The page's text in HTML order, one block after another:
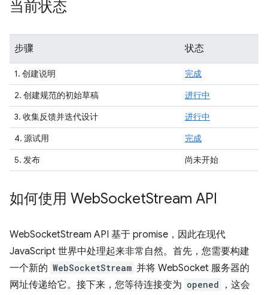
当前状态
步骤 状态
1. 创建说明
完成
2. 创建规范的初始草稿
进行中
3. 收集反馈并迭代设计
进行中
4. 源试用
完成
5. 发布
尚未开始
如何使用 WebSocketStream API
WebSocketStream API 基于 promise，因此在现代
JavaScript 世界中处理起来非常自然。首先，您需要构建
一个新的 WebSocketStream 并将 WebSocket 服务器的
网址传递给它。接下来，您等待连接变为 opened
，这会